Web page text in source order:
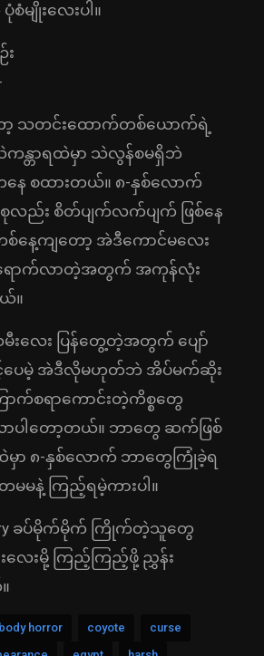
စံမျိုးလေးပါ။
သတင်းထောက်တစ်ယောက်ရဲ့
န္တာရထဲမှာ သဲလွန်စမရှိဘဲ
နေ စထားတယ်။ ၈-နှစ်လောက်
စုလည်း စိတ်ပျက်လက်ပျက် ဖြစ်နေ
တစ်နေ့ကျတော့ အဲဒီကောင်မလေး
ောက်လာတဲ့အတွက် အကုန်လုံး
။
လေး ပြန်တွေ့တဲ့အတွက် ပျော်
င့်ပေမဲ့ အဲဒီလိုမဟုတ်ဘဲ အိပ်မက်ဆိုး
ာက်စရာကောင်းတဲ့ကိစ္စတွေ
ပါတော့တယ်။ ဘာတွေ ဆက်ဖြစ်
မှာ ၈-နှစ်လောက် ဘာတွေကြုံခဲ့ရ
မနဲ့ ကြည့်ရမဲ့ကားပါ။
ခပ်မိုက်မိုက် ကြိုက်တဲ့သူတွေ
လေးမို့ ကြည့်ကြည့်ဖို့ ညွှန်း
body horror coyote
curse